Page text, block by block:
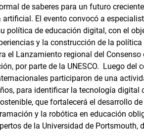
de saberes para un futuro
El evento convocó a
política de educación digital, con el
y la construcción de la
el Lanzamiento regional del Consenso
por parte de la UNESCO. Luego del
participaron de una
para identificar la tecnología digital
que fortalecerá el desarrollo
y la robótica en educación
de la Universidad de Portsmouth,